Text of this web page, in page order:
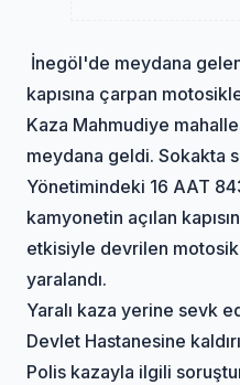
İnegöl'de meydana
kapısına çarpan
Kaza Mahmudiye
meydana geldi. Sokakta
Yönetimindeki 16 AAT
kamyonetin açılan
etkisiyle devrilen
yaralandı.
Yaralı kaza yerine sevk
Devlet Hastanesine
Polis kazayla ilgili